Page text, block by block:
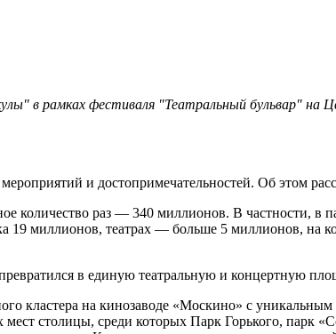
в рамках фестиваля "Театральный бульвар" на
и достопримечательностей. Об этом
количество раз — 340 миллионов. В частности, в
19 миллионов, театрах — больше 5 миллионов,
в единую театральную и концертную
кластера на кинозаводе «Москино» с
мест столицы, среди которых Парк Горького, парк